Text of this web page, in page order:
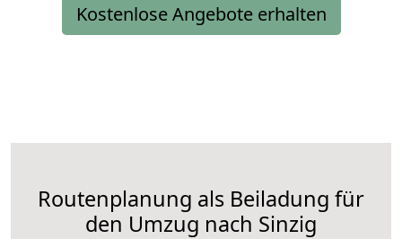
Kostenlose Angebote erhalten
Routenplanung als Beiladung für
den Umzug nach Sinzig